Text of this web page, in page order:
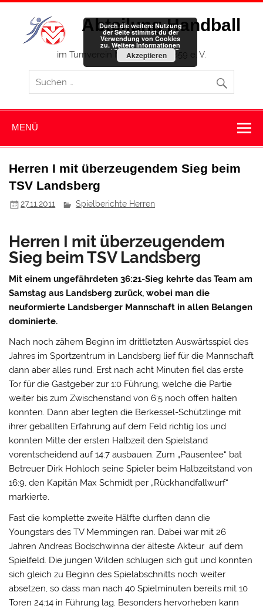
Zum
springen
Abteilung Handball
im Turnverein Memmingen 1859 e. V.
MENÜ
Herren I mit überzeugendem Sieg beim
TSV Landsberg
27.11.2011 Spielberichte Herren
Herren I mit überzeugendem
Sieg beim TSV Landsberg
Mit einem ungefährdeten 36:21-Sieg kehrte das Team am
Samstag aus Landsberg zurück, wobei man die
neuformierte Landsberger Mannschaft in allen Belangen
dominierte.
Nach noch zähem Beginn im drittletzten Auswärtsspiel des
Jahres im Sportzentrum in Landsberg lief für die Mannschaft
dann aber alles rund. Erst nach acht Minuten fiel das erste
Tor für die Gastgeber zur 1:0 Führung, welche die Partie
weiter bis zum Zwischenstand von 6:5 noch offen halten
konnten. Dann aber legten die Berkessel-Schützlinge mit
ihrer geballten Erfahrung auf dem Feld richtig los und
konnten Mitte der ersten Halbzeit den Spielstand
vorentscheidend auf 14:7 ausbauen. Zum „Pausentee“ bat
Betreuer Dirk Hohloch seine Spieler beim Halbzeitstand von
16:9, den Kapitän Max Schmidt per „Rückhandfallwurf“
markierte.
Fast die komplette zweite Hälfte durften dann die
Youngstars des TV Memmingen ran. Dabei war mit 26
Jahren Andreas Bodschwinna der älteste Akteur auf dem
Spielfeld. Die jungen Wilden schlugen sich gut und konnten
sich gleich zu Beginn des Spielabschnitts noch weiter
absetzen, so dass man nach 40 Spielminuten bereits mit 10
Toren 24:14 in Führung lag. Besonders hervorheben kann
Durch die weitere Nutzung
der Seite stimmst du der
Verwendung von Cookies
zu. Weitere Informationen
Akzeptieren